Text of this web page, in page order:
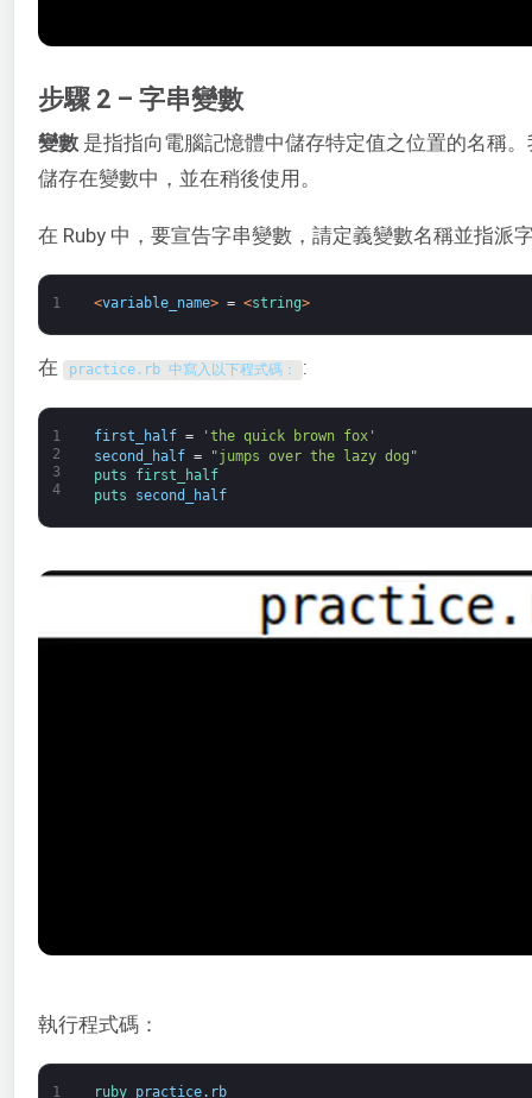
步驟 2 – 字串變數
變數 是指指向電腦記憶體中儲存特定值之位置的名稱
儲存在變數中，並在稍後使用。
在 Ruby 中，要宣告字串變數，請定義變數名稱並指派
1 <variable_name> = <string>
在 practice. rb 中寫入以下程式碼： :
1
2
3
4
first_half =
'the quick brown fox'
second_half =
"jumps over the lazy dog"
puts
first_half
puts
second_half
執行程式碼：
1 ruby practice. rb